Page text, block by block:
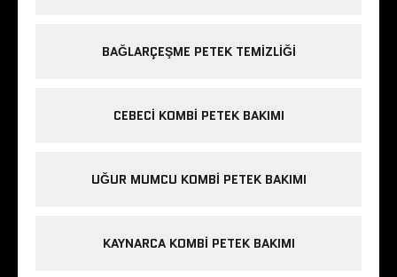
BAĞLARÇEŞME PETEK TEMIZLIĞI
CEBECI KOMBI PETEK BAKIMI
UĞUR MUMCU KOMBI PETEK BAKIMI
KAYNARCA KOMBI PETEK BAKIMI